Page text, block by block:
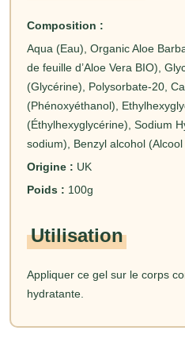
Composition :
Aqua (Eau), Organic Aloe
de feuille d’Aloe Vera BIO),
(Glycérine), Polysorbate-20,
(Phénoxyéthanol),
(Éthylhexyglycérine), Sodium
sodium), Benzyl alcohol
Origine : UK
Poids : 100g
Utilisation
Appliquer ce gel sur le corps
hydratante.